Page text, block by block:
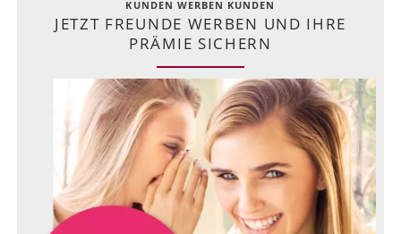
KUNDEN WERBEN KUNDEN
JETZT FREUNDE WERBEN UND IHRE
PRÄMIE SICHERN